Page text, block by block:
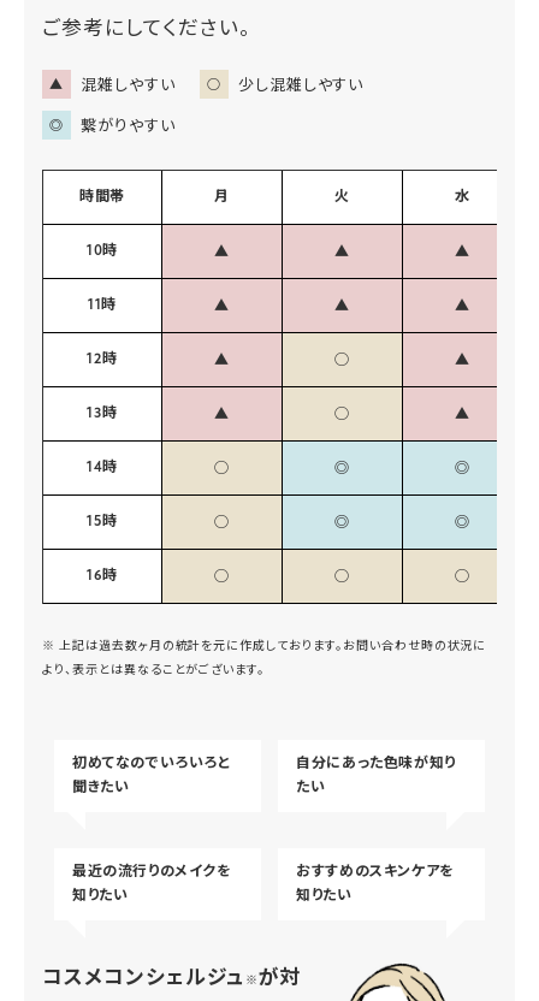
ご参考にしてください。
▲ 混雑しやすい ○ 少し混雑しやすい
◎ 繋がりやすい
時間帯
10時
11時
12時
13時
14時
15時
16時
月
▲
▲
▲
▲
◯
◯
◯
火
▲
▲
◯
◯
◎
◎
◯
水
▲
▲
▲
▲
◎
◎
◯
※ 上記は過去数ヶ月の統計を元に作成しております。お問い合わせ時の状況に
より、表示とは異なることがございます。
初めてなのでいろいろと
聞きたい
自分にあった色味が知り
たい
最近の流行りのメイクを
知りたい
おすすめのスキンケアを
知りたい
コスメコンシェルジュ ※が対